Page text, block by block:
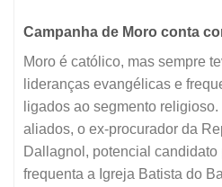
Campanha de Moro conta
Moro é católico, mas sempre
lideranças evangélicas e
ligados ao segmento
aliados, o ex-procurador da
Dallagnol, potencial candidato
frequenta a Igreja Batista do